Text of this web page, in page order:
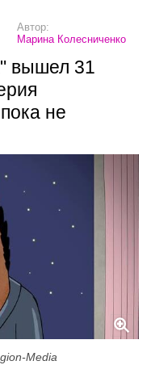
Автор:
Марина Колесниченко
вышел 31
не
Media